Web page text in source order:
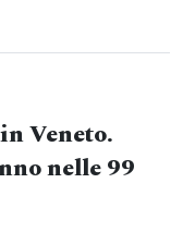
Veneto.
nelle 99